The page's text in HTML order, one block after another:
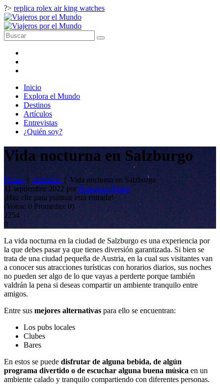
?> replica rolex air king watches
Inicio
Explora el Mundo
Destinos
Artículos
Entrevistas
¿Quién soy?
Vida nocturna en Salzburgo
Home | Artículos | Vida nocturna en Salzburgo
11 septiembre 2022 por Francisco Rubio
¡Haz clic para puntuar esta entrada!
(Votos: 0 Promedio: 0)
2254
0
La vida nocturna en la ciudad de Salzburgo es una experiencia por
la que debes pasar ya que tienes diversión garantizada. Si bien se
trata de una ciudad pequeña de Austria, en la cual sus visitantes van
a conocer sus atracciones turísticas con horarios diarios, sus noches
no pueden ser algo de lo que vayas a perderte porque también
valdrán la pena si deseas compartir un ambiente tranquilo entre
amigos.
Entre sus mejores alternativas para ello se encuentran:
Los pubs locales
Clubes
Bares
En estos se puede disfrutar de alguna bebida, de algún
programa divertido o de escuchar alguna buena música en un
ambiente calado y tranquilo compartiendo con diferentes personas.